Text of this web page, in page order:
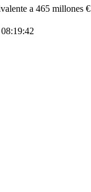
a 465 millones €